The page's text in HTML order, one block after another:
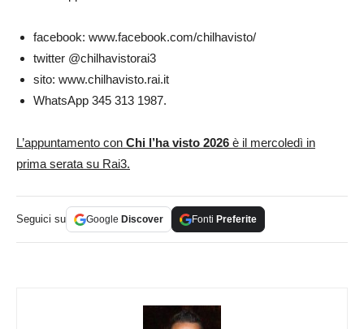
facebook: www.facebook.com/chilhavisto/
twitter @chilhavistorai3
sito: www.chilhavisto.rai.it
WhatsApp 345 313 1987.
L’appuntamento con Chi l’ha visto 2026 è il mercoledì in
prima serata su Rai3.
Seguici su Google Discover Fonti Preferite